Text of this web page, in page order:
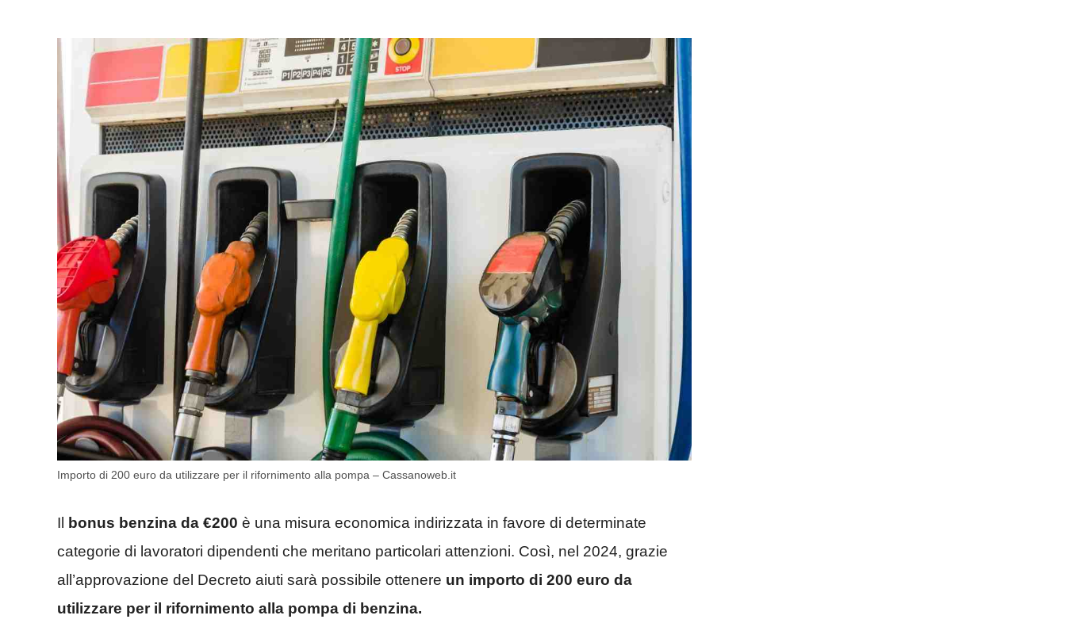
Importo di 200 euro da utilizzare per il rifornimento alla pompa – Cassanoweb.it
Il bonus benzina da €200 è una misura economica indirizzata in favore di determinate
categorie di lavoratori dipendenti che meritano particolari attenzioni. Così, nel 2024, grazie
all’approvazione del Decreto aiuti sarà possibile ottenere un importo di 200 euro da
utilizzare per il rifornimento alla pompa di benzina.